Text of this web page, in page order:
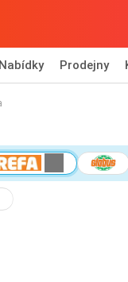
Nabídky Prodejny